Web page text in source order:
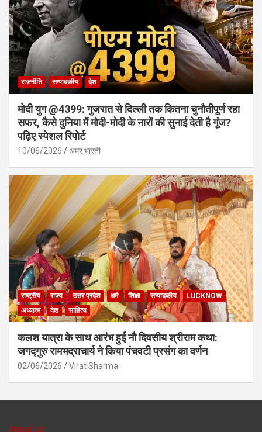
राजनीति सम्पादकीय देश
मोदी युग @4399: गुजरात से दिल्ली तक कितना चुनौतीपूर्ण रहा
सफर, कैसे दुनिया में मोदी-मोदी के नारों की सुनाई देती है गूंज?
पढ़िए स्पेशल रिपोर्ट
10/06/2026 अमर भारती
राष्ट्रीय राज्य उत्तर प्रदेश धर्म शिक्षा सम्पादकीय
LUCKNOW
अध्यात्म
देश साहित्य
कलश यात्रा के साथ आरंभ हुई नौ दिवसीय श्रीराम कथा:
जगद्गुरु रामभद्राचार्य ने किया पंचवटी प्रसंग का वर्णन
02/06/2026 Virat Sharma
About Us